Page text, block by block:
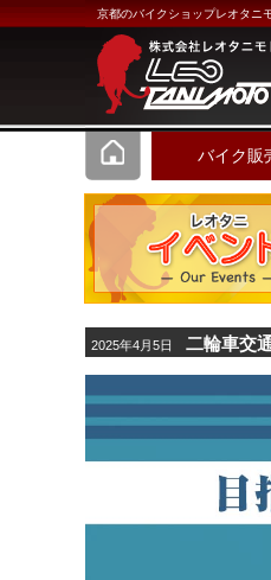
京都のバイクショップレオタニ
バイク販
2025年4月5日 二輪車交